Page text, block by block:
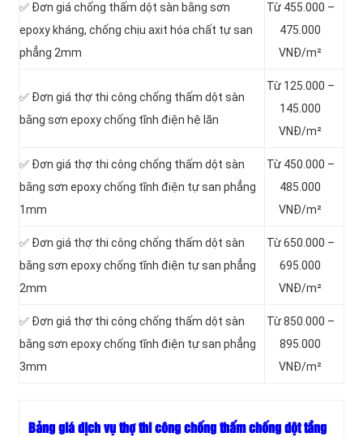
✅ Đơn giá chống thấm dột sàn bằng sơn
epoxy kháng, chống chịu axit hóa chất tự san
phẳng 2mm
Từ 455.000 –
475.000
VNĐ/m²
✅ Đơn giá thợ thi công chống thấm dột sàn
bằng sơn epoxy chống tĩnh điện hệ lăn
Từ 125.000 –
145.000
VNĐ/m²
✅ Đơn giá thợ thi công chống thấm dột sàn
bằng sơn epoxy chống tĩnh điện tự san phẳng
1mm
Từ 450.000 –
485.000
VNĐ/m²
✅ Đơn giá thợ thi công chống thấm dột sàn
bằng sơn epoxy chống tĩnh điện tự san phẳng
2mm
Từ 650.000 –
695.000
VNĐ/m²
✅ Đơn giá thợ thi công chống thấm dột sàn
bằng sơn epoxy chống tĩnh điện tự san phẳng
3mm
Từ 850.000 –
895.000
VNĐ/m²
Bảng giá dịch vụ thợ thi công chống thấm chống dột tầng